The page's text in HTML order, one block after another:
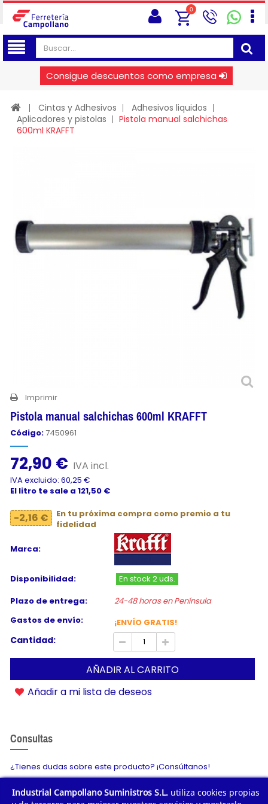
0
Consigue descuentos como empresa
Cintas y Adhesivos
Adhesivos liquidos
Aplicadores y pistolas
Pistola manual salchichas
600ml KRAFFT
Imprimir
Pistola manual salchichas 600ml KRAFFT
Código:7450961
72,90 € IVA incl.
IVA excluido: 60,25 €
El litro te sale a 121,50 €
-2,16 €
En tu próxima compra como premio a tu
fidelidad
Marca:
Disponibilidad:
En stock 2 uds.
Plazo de entrega:
24-48 horas en Península
Gastos de envío:
¡ENVÍO GRATIS!
Cantidad:
AÑADIR AL CARRITO
Añadir a mi lista de deseos
Consultas
¿Tienes dudas sobre este producto? ¡Consúltanos!
Industrial Campollano Suministros S.L. utiliza cookies propias